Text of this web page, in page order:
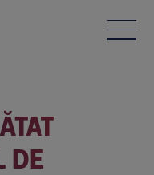
DE